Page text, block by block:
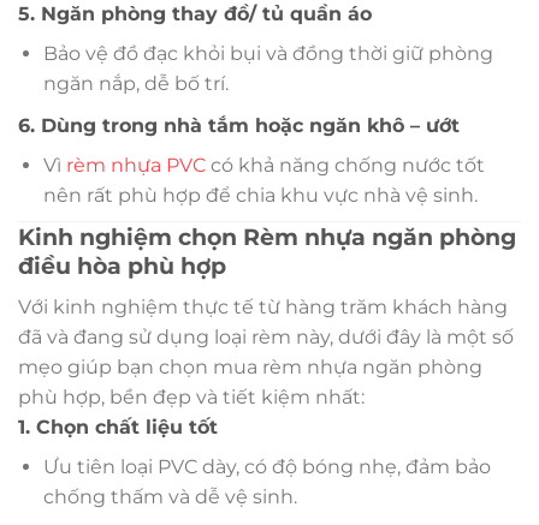
5. Ngăn phòng thay đồ/ tủ quần áo
Bảo vệ đồ đạc khỏi bụi và đồng thời giữ phòng
ngăn nắp, dễ bố trí.
6. Dùng trong nhà tắm hoặc ngăn khô – ướt
Vì rèm nhựa PVCcó khả năng chống nước tốt
nên rất phù hợp để chia khu vực nhà vệ sinh.
Kinh nghiệm chọn Rèm nhựa ngăn phòng
điều hòa phù hợp
Với kinh nghiệm thực tế từ hàng trăm khách hàng
đã và đang sử dụng loại rèm này, dưới đây là một số
mẹo giúp bạn chọn mua rèm nhựa ngăn phòng
phù hợp, bền đẹp và tiết kiệm nhất:
1. Chọn chất liệu tốt
Ưu tiên loại PVC dày, có độ bóng nhẹ, đảm bảo
chống thấm và dễ vệ sinh.